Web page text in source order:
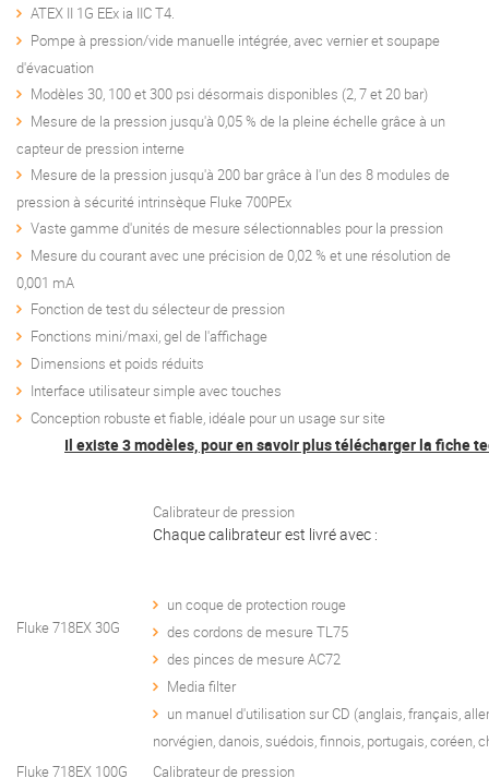
ATEX II 1G EEx ia IIC T4.
Pompe à pression/vide manuelle intégrée, avec vernier et soupape
d'évacuation
Modèles 30, 100 et 300 psi désormais disponibles (2, 7 et 20 bar)
Mesure de la pression jusqu'à 0,05 % de la pleine échelle grâce à un
capteur de pression interne
Mesure de la pression jusqu'à 200 bar grâce à l'un des 8 modules de
pression à sécurité intrinsèque Fluke 700PEx
Vaste gamme d'unités de mesure sélectionnables pour la pression
Mesure du courant avec une précision de 0,02 % et une résolution de
0,001 mA
Fonction de test du sélecteur de pression
Fonctions mini/maxi, gel de l'affichage
Dimensions et poids réduits
Interface utilisateur simple avec touches
Conception robuste et fiable, idéale pour un usage sur site
Il existe 3 modèles, pour en savoir plus télécharger la fiche
Fluke 718EX 30G
Calibrateur de pression
Chaque calibrateur est livré avec :
un coque de protection rouge
des cordons de mesure TL75
des pinces de mesure AC72
Media filter
un manuel d'utilisation sur CD (anglais, français,
norvégien, danois, suédois, finnois, portugais, coréen,
Fluke 718EX 100G
Calibrateur de pression